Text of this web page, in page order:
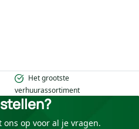
Het grootste
verhuurassortiment
op voor al je vragen.